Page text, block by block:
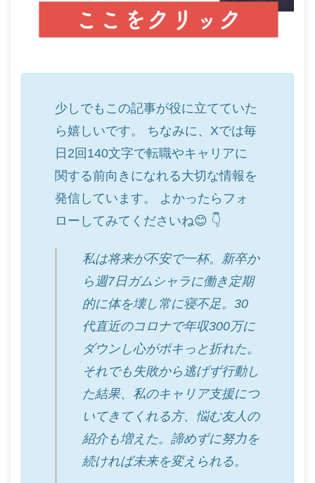
少しでもこの記事が役に立てていた
ら嬉しいです。 ちなみに、Xでは毎
日2回140文字で転職やキャリアに
関する前向きになれる大切な情報を
発信しています。 よかったらフォ
ローしてみてくださいね😊 👇
私は将来が不安で一杯。新卒か
ら週7日ガムシャラに働き定期
的に体を壊し常に寝不足。30
代直近のコロナで年収300万に
ダウンし心がポキっと折れた。
それでも失敗から逃げず行動し
た結果、私のキャリア支援につ
いてきてくれる方、悩む友人の
紹介も増えた。諦めずに努力を
続ければ未来を変えられる。